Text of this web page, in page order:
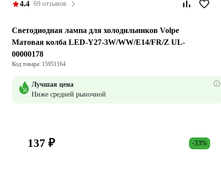
4.4 69 отзывов
Светодиодная лампа для холодильников Volpe
Матовая колба LED-Y27-3W/WW/E14/FR/Z UL-
00000178
Код товара: 15951164
Лучшая цена
Ниже средней рыночной
137 ₽ -33%